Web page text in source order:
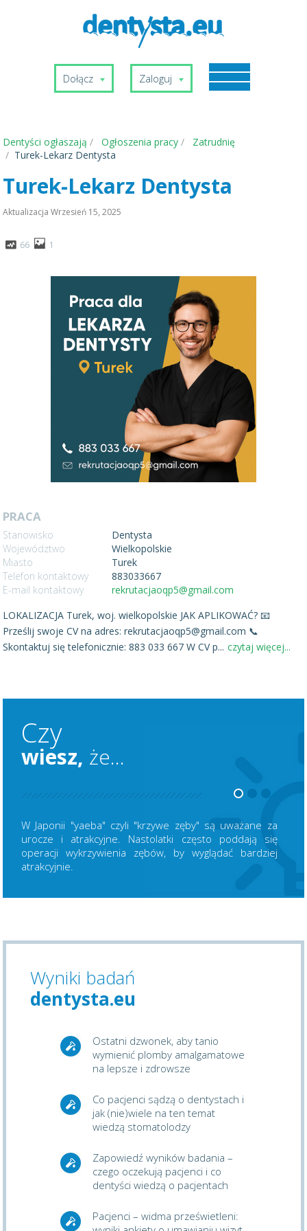
Dołącz Zaloguj
Dentyści ogłaszają Ogłoszenia pracy
Zatrudnię
Turek-Lekarz Dentysta
Turek-Lekarz Dentysta
Aktualizacja Wrzesień 15, 2025
66 1
PRACA
Stanowisko
Dentysta
Województwo
Wielkopolskie
Miasto
Turek
Telefon kontaktowy
883033667
E-mail kontaktowy
rekrutacjaoqp5@gmail.com
LOKALIZACJA Turek, woj. wielkopolskie JAK APLIKOWAĆ? 📧
Prześlij swoje CV na adres: rekrutacjaoqp5@gmail.com 📞
Skontaktuj się telefonicznie: 883 033 667 W CV p... czytaj więcej...
Czy
wiesz, że...
W Japonii "yaeba" czyli "krzywe zęby" są uważane za
urocze i atrakcyjne. Nastolatki często poddają się
operacji wykrzywienia zębów, by wyglądać bardziej
atrakcyjnie.
Wyniki badań
dentysta.eu
Ostatni dzwonek, aby tanio
wymienić plomby amalgamatowe
na lepsze i zdrowsze
Co pacjenci sądzą o dentystach i
jak (nie)wiele na ten temat
wiedzą stomatolodzy
Zapowiedź wyników badania –
czego oczekują pacjenci i co
dentyści wiedzą o pacjentach
Pacjenci – widma prześwietleni: